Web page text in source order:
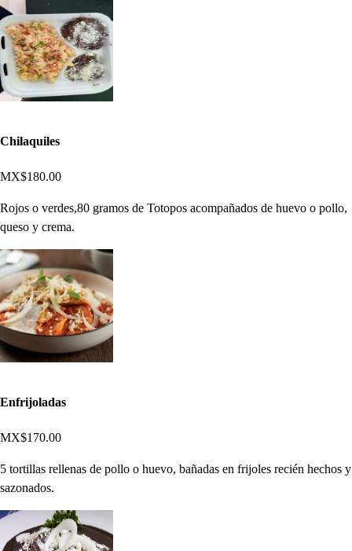
Chilaquiles
MX$180.00
Rojos o verdes,80 gramos de Totopos acompañados de huevo o pollo,
queso y crema.
Enfrijoladas
MX$170.00
5 tortillas rellenas de pollo o huevo, bañadas en frijoles recién hechos y
sazonados.